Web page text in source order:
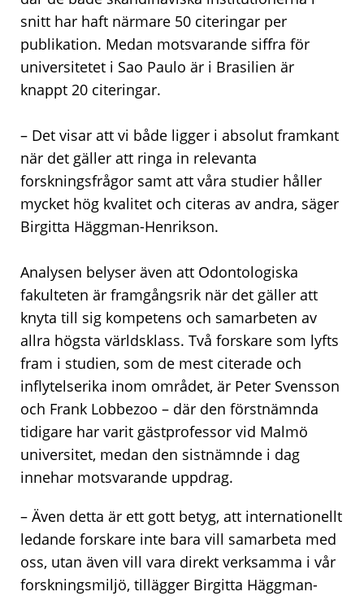
snitt har haft närmare 50 citeringar per
publikation. Medan motsvarande siffra för
universitetet i Sao Paulo är i Brasilien är
knappt 20 citeringar.
– Det visar att vi både ligger i absolut framkant
när det gäller att ringa in relevanta
forskningsfrågor samt att våra studier håller
mycket hög kvalitet och citeras av andra, säger
Birgitta Häggman-Henrikson.
Analysen belyser även att Odontologiska
fakulteten är framgångsrik när det gäller att
knyta till sig kompetens och samarbeten av
allra högsta världsklass. Två forskare som lyfts
fram i studien, som de mest citerade och
inflytelserika inom området, är Peter Svensson
och Frank Lobbezoo – där den förstnämnda
tidigare har varit gästprofessor vid Malmö
universitet, medan den sistnämnde i dag
innehar motsvarande uppdrag.
– Även detta är ett gott betyg, att internationellt
ledande forskare inte bara vill samarbeta med
oss, utan även vill vara direkt verksamma i vår
forskningsmiljö, tillägger Birgitta Häggman-